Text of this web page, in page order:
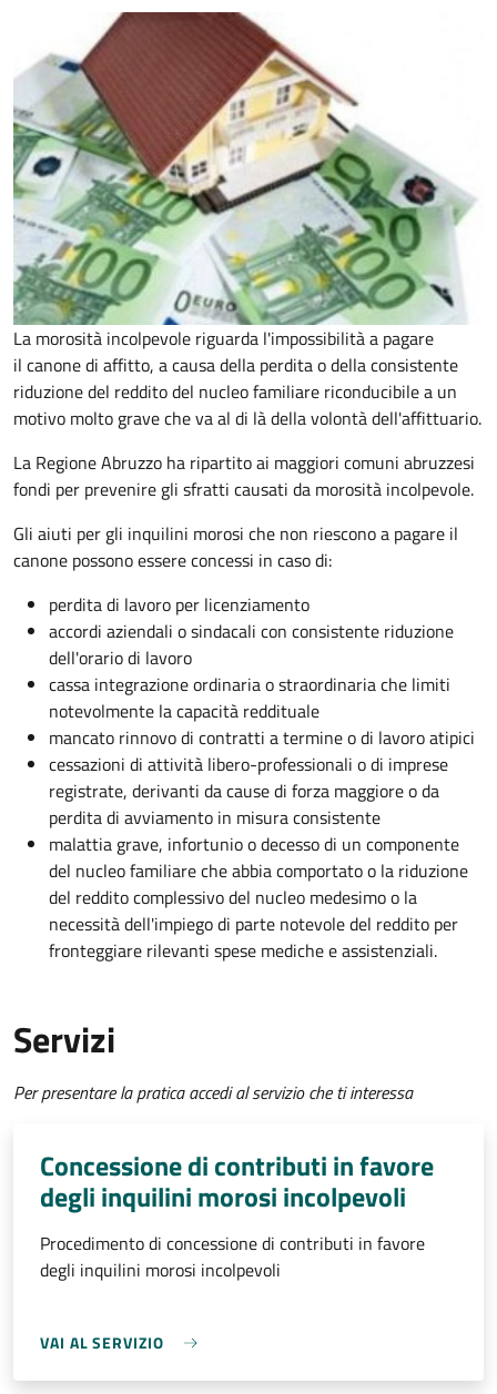
La morosità incolpevole riguarda l'impossibilità a pagare
il canone di affitto, a causa della perdita o della consistente
riduzione del reddito del nucleo familiare riconducibile a un
motivo molto grave che va al di là della volontà dell'affittuario.
La Regione Abruzzo ha ripartito ai maggiori comuni abruzzesi
fondi per prevenire gli sfratti causati da morosità incolpevole.
Gli aiuti per gli inquilini morosi che non riescono a pagare il
canone possono essere concessi in caso di:
perdita di lavoro per licenziamento
accordi aziendali o sindacali con consistente riduzione
dell'orario di lavoro
cassa integrazione ordinaria o straordinaria che limiti
notevolmente la capacità reddituale
mancato rinnovo di contratti a termine o di lavoro atipici
cessazioni di attività libero-professionali o di imprese
registrate, derivanti da cause di forza maggiore o da
perdita di avviamento in misura consistente
malattia grave, infortunio o decesso di un componente
del nucleo familiare che abbia comportato o la riduzione
del reddito complessivo del nucleo medesimo o la
necessità dell'impiego di parte notevole del reddito per
fronteggiare rilevanti spese mediche e assistenziali.
Servizi
Per presentare la pratica accedi al servizio che ti interessa
Concessione di contributi in favore
degli inquilini morosi incolpevoli
Procedimento di concessione di contributi in favore
degli inquilini morosi incolpevoli
VAI AL SERVIZIO